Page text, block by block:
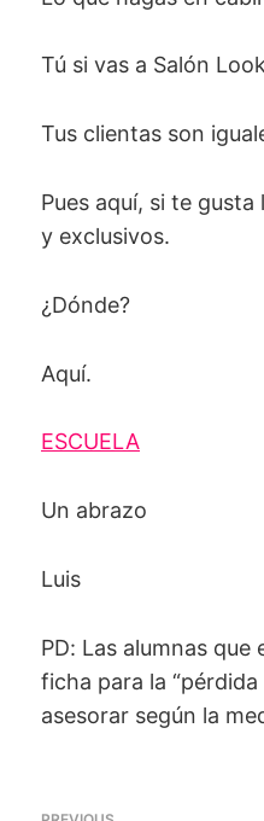
Tú si vas a Salón
Tus clientas son
Pues aquí, si te
y exclusivos.
¿Dónde?
Aquí.
ESCUELA
Un abrazo
Luis
PD: Las alumnas
ficha para la
asesorar según la